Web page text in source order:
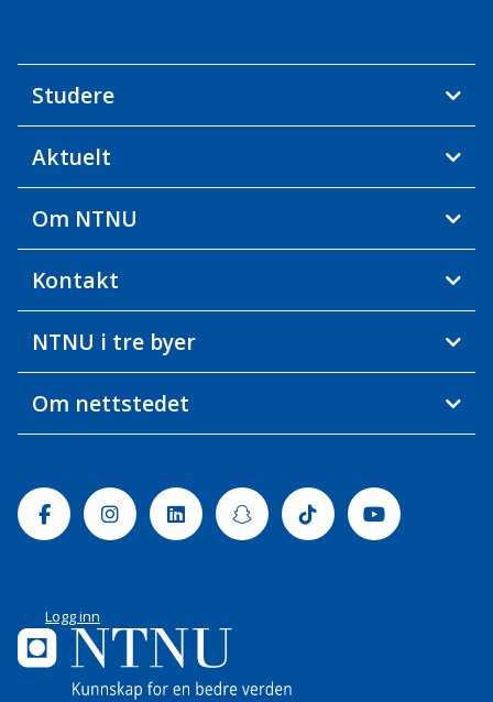
Studere
Aktuelt
Om NTNU
Kontakt
NTNU i tre byer
Om nettstedet
FacebookInstagramLinkedinSnapchatTiktok Youtube
Logg inn